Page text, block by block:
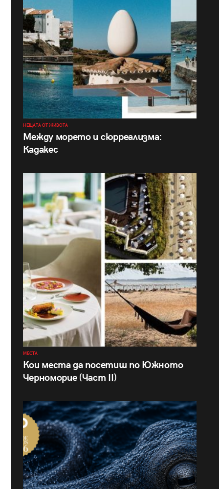
НЕЩАТА ОТ ЖИВОТА
Между морето и сюрреализма:
Кадакес
МЕСТА
Кои места да посетиш по Южното
Черноморие (Част II)